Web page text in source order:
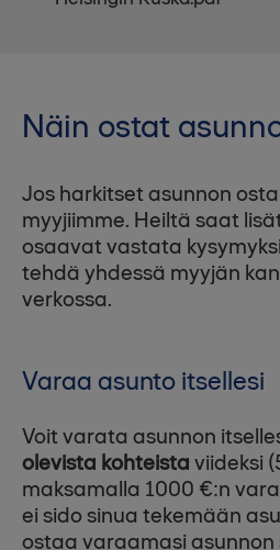
Näin ostat
Jos harkitset asunnon
myyjiimme. Heiltä saat
osaavat vastata
tehdä yhdessä myyjän
verkossa.
Varaa asunto itsellesi
Voit varata asunnon
olevista kohteista viideksi
maksamalla 1000 €:n
ei sido sinua tekemään
ostaa varaamasi asunnon